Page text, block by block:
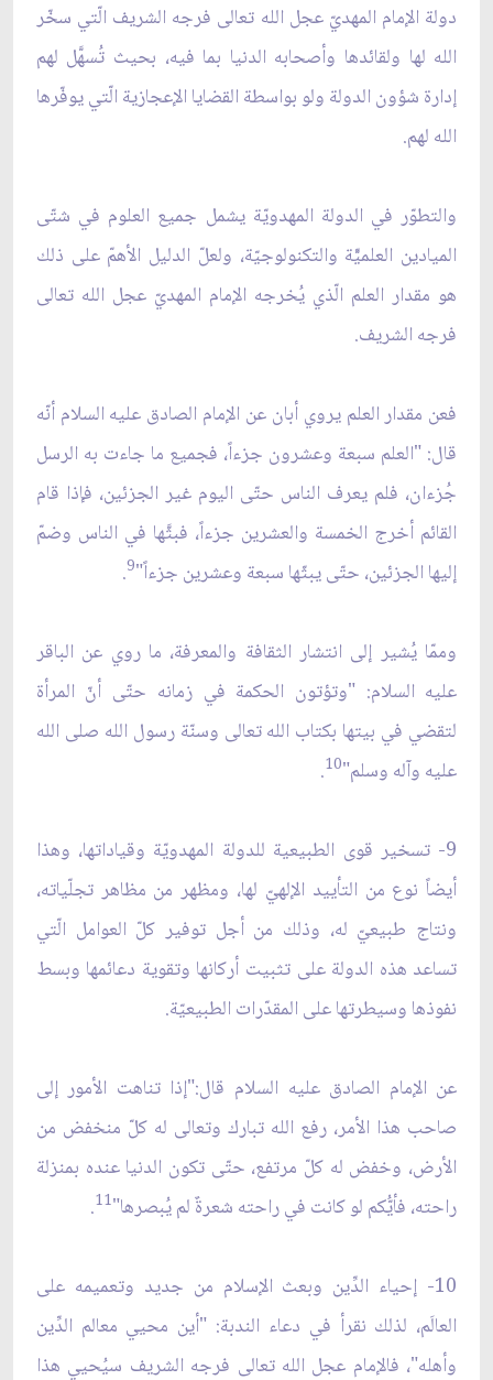
دولة الإمام المهديّ عجل الله تعالى فرجه الشريف الّتي سخّر
الله لها ولقائدها وأصحابه الدنيا بما فيه، بحيث تُسهَّل لهم
إدارة شؤون الدولة ولو بواسطة القضايا الإعجازية الّتي يوفّرها
الله لهم.
والتطوّر في الدولة المهدويّة يشمل جميع العلوم في شتّى
الميادين العلميّّة والتكنولوجيّة، ولعلّ الدليل الأهمّ على ذلك
هو مقدار العلم الّذي يُخرجه الإمام المهديّ عجل الله تعالى
فرجه الشريف.
فعن مقدار العلم يروي أبان عن الإمام الصادق عليه السلام أنّه
قال: "العلم سبعة وعشرون جزءاً، فجميع ما جاءت به الرسل
جُزءان، فلم يعرف الناس حتّى اليوم غير الجزئين، فإذا قام
القائم أخرج الخمسة والعشرين جزءاً، فبثَّها في الناس وضمّ
إليها الجزئين، حتّى يبثّها سبعة وعشرين جزءاً"9
.
وممّا يُشير إلى انتشار الثقافة والمعرفة، ما روي عن الباقر
عليه السلام: "وتؤتون الحكمة في زمانه حتّى أنّ المرأة
لتقضي في بيتها بكتاب الله تعالى وسنّة رسول الله صلى الله
عليه وآله وسلم"10
.
9- تسخير قوى الطبيعية للدولة المهدويّة وقياداتها، وهذا
أيضاً نوع من التأييد الإلهيّ لها، ومظهر من مظاهر تجلّياته،
ونتاج طبيعيّ له، وذلك من أجل توفير كلّ العوامل الّتي
تساعد هذه الدولة على تثبيت أركانها وتقوية دعائمها وبسط
نفوذها وسيطرتها على المقدّرات الطبيعيّة.
عن الإمام الصادق عليه السلام قال:"إذا تناهت الأمور إلى
صاحب هذا الأمر، رفع الله تبارك وتعالى له كلّ منخفض من
الأرض، وخفض له كلّ مرتفع، حتّى تكون الدنيا عنده بمنزلة
راحته، فأيُّكم لو كانت في راحته شعرةٌ لم يُبصرها"11
.
10- إحياء الدِّين وبعث الإسلام من جديد وتعميمه على
العالَم، لذلك نقرأ في دعاء الندبة: "أين محيي معالم الدِّين
وأهله"، فالإمام عجل الله تعالى فرجه الشريف سيُحيي هذا